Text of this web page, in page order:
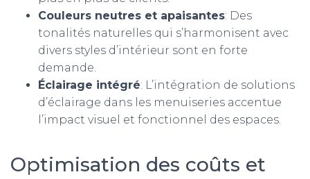
Couleurs neutres et apaisantes: Des
tonalités naturelles qui s’harmonisent avec
divers styles d’intérieur sont en forte
demande.
Éclairage intégré: L’intégration de solutions
d’éclairage dans les menuiseries accentue
l’impact visuel et fonctionnel des espaces.
Optimisation des coûts et